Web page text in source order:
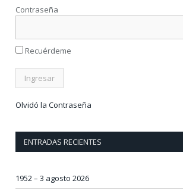
Contraseña
Recuérdeme
Olvidó la Contraseña
ENTRADAS RECIENTES
1952 – 3 agosto 2026